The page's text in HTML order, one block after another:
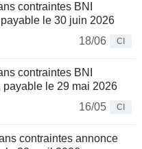
contraintes BNI
le 30 juin 2026
18/06
CI
contraintes BNI
le 29 mai 2026
16/05
CI
contraintes annonce